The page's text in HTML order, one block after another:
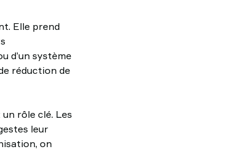
Elle prend
d’un système
réduction de
rôle clé. Les
leur
on